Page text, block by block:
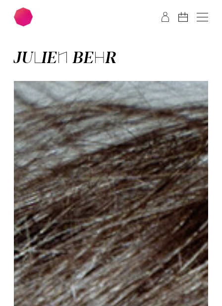
Zum Hauptinhalt springen Zum Footer springen
JULIEN BEHR